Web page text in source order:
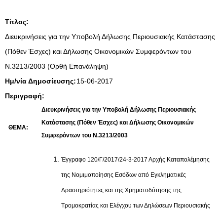
Τίτλος:
Διευκρινήσεις για την Υποβολή Δήλωσης Περιουσιακής Κατάστασης
(Πόθεν Έσχες) και Δήλωσης Οικονομικών Συμφερόντων του
Ν.3213/2003 (Ορθή Επανάληψη)
Ημ/νία Δημοσίευσης:15-06-2017
Περιγραφή:
ΘΕΜΑ:
Διευκρινήσεις για την Υποβολή Δήλωσης Περιουσιακής
Κατάστασης (Πόθεν Έσχες) και Δήλωσης Οικονομικών
Συμφερόντων του Ν.3213/2003
Έγγραφο 120/Γ/2017/24-3-2017 Αρχής Καταπολέμησης
της Νομιμοποίησης Εσόδων από Εγκληματικές
Δραστηριότητες και της Χρηματοδότησης της
Τρομοκρατίας και Ελέγχου των Δηλώσεων Περιουσιακής